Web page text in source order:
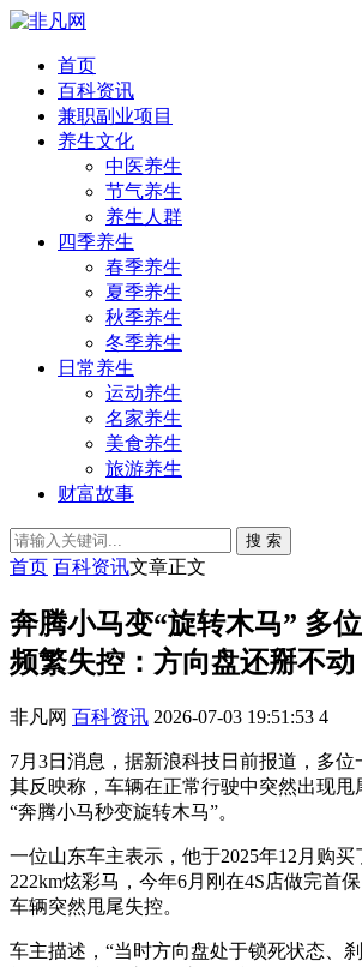
首页
百科资讯
兼职副业项目
养生文化
中医养生
节气养生
养生人群
四季养生
春季养生
夏季养生
秋季养生
冬季养生
日常养生
运动养生
名家养生
美食养生
旅游养生
财富故事
搜 索
首页 百科资讯文章正文
奔腾小马变“旋转木马” 多
频繁失控：方向盘还掰不动
非凡网 百科资讯 2026-07-03 19:51:53 4
7月3日消息，据新浪科技日前报道，多位
其反映称，车辆在正常行驶中突然出现甩
“奔腾小马秒变旋转木马”。
一位山东车主表示，他于2025年12月购买
222km炫彩马，今年6月刚在4S店做完首
车辆突然甩尾失控。
车主描述，“当时方向盘处于锁死状态、